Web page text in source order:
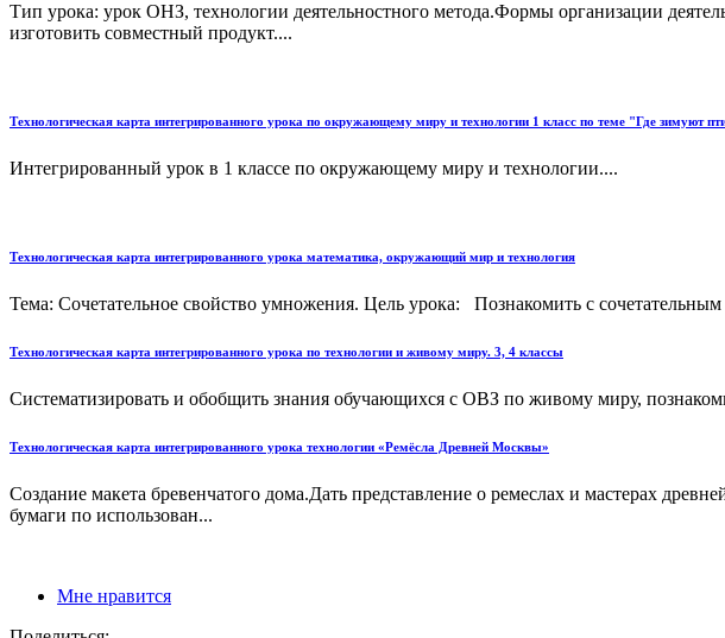
Тип урока: урок ОНЗ, технологии деятельностного метода.Формы организации
изготовить совместный продукт....
Технологическая карта интегрированного урока по окружающему миру и технологии 1 класс по теме "Где зимуют
Интегрированный урок в 1 классе по окружающему миру и технологии....
Технологическая карта интегрированного урока математика, окружающий мир и технология
Тема: Сочетательное свойство умножения. Цель урока: Познакомить с
Технологическая карта интегрированного урока по технологии и живому миру. 3, 4 классы
Систематизировать и обобщить знания обучающихся с ОВЗ по живому миру,
Технологическая карта интегрированного урока технологии «Ремёсла Древней Москвы»
Создание макета бревенчатого дома.Дать представление о ремеслах и мастерах
бумаги по использован...
Мне нравится